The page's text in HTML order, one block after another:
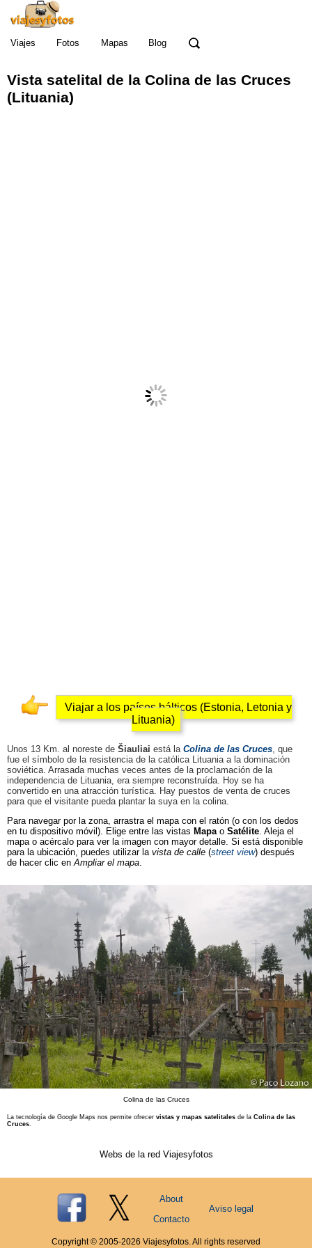
Viajes Fotos Mapas Blog
Vista satelital de la Colina de las Cruces
(Lituania)
Viajar a los países bálticos (Estonia, Letonia y
Lituania)
Unos 13 Km. al noreste de Šiauliai está la Colina de las Cruces, que
fue el símbolo de la resistencia de la católica Lituania a la dominación
soviética. Arrasada muchas veces antes de la proclamación de la
independencia de Lituania, era siempre reconstruída. Hoy se ha
convertido en una atracción turística. Hay puestos de venta de cruces
para que el visitante pueda plantar la suya en la colina.
Para navegar por la zona, arrastra el mapa con el ratón (o con los dedos
en tu dispositivo móvil). Elige entre las vistas Mapao Satélite. Aleja el
mapa o acércalo para ver la imagen con mayor detalle. Si está disponible
para la ubicación, puedes utilizar la vista de calle (street view) después
de hacer clic enAmpliar el mapa.
Colina de las Cruces
La tecnología de Google Maps nos permite ofrecer vistas y mapas satelitales de la Colina de las
Cruces
Webs de la red Viajesyfotos
About
Contacto
Aviso legal
Copyright © 2005-2026 Viajesyfotos. All rights reserved